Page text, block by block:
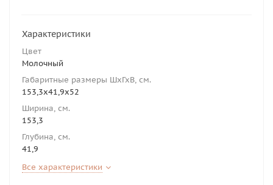
Характеристики
Цвет
Молочный
Габаритные размеры ШхГхВ, см.
153,3х41,9х52
Ширина, см.
153,3
Глубина, см.
41,9
Все характеристики